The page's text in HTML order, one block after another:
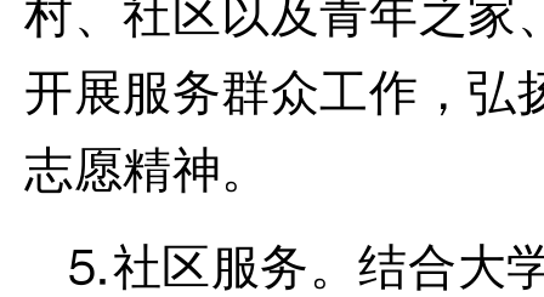
村、社区以及青年之家
开展服务群众工作，弘
志愿精神。
⒌社区服务。结合大